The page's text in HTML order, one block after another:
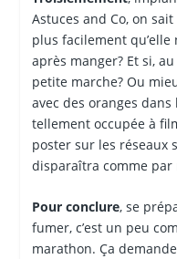
Astuces and Co, on
plus facilement qu’elle
après manger? Et si,
petite marche? Ou
avec des oranges
tellement occupée à
poster sur les réseaux
disparaîtra comme par
Pour conclure, se
fumer, c’est un peu
marathon. Ça